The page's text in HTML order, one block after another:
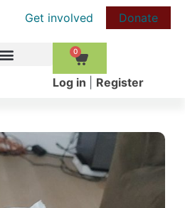
Get involved Donate
0
Log in Register